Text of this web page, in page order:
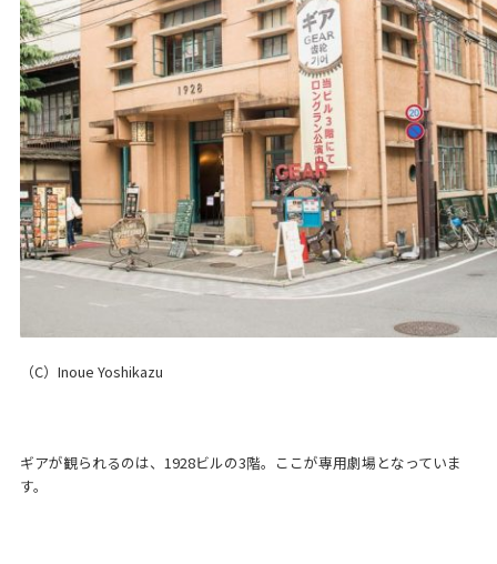
（C）Inoue Yoshikazu
ギアが観られるのは、1928ビルの3階。ここが専用劇場となっていま
す。